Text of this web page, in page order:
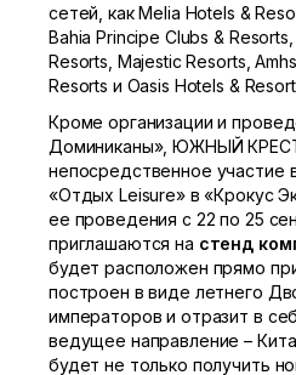
сетей, как Melia Hotels &
Bahia Principe Clubs &
Resorts, Majestic Resorts,
Resorts и Oasis Hotels &
Кроме организации и
Доминиканы», ЮЖНЫЙ
непосредственное участие
«Отдых Leisure» в «Крокус
ее проведения с 22 по 25
приглашаются на стенд
будет расположен прямо
построен в виде летнего
императоров и отразит в
ведущее направление –
будет не только получить